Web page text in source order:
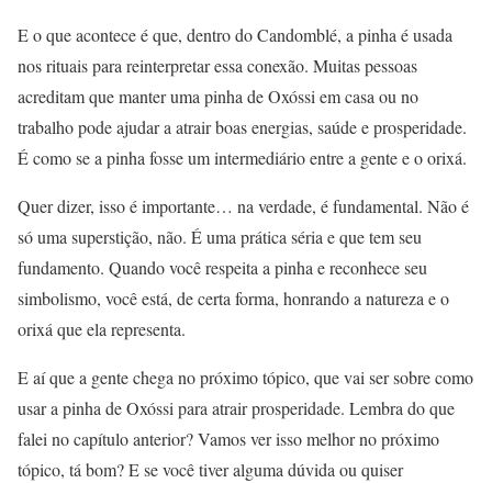
E o que acontece é que, dentro do Candomblé, a pinha é usada
nos rituais para reinterpretar essa conexão. Muitas pessoas
acreditam que manter uma pinha de Oxóssi em casa ou no
trabalho pode ajudar a atrair boas energias, saúde e prosperidade.
É como se a pinha fosse um intermediário entre a gente e o orixá.
Quer dizer, isso é importante… na verdade, é fundamental. Não é
só uma superstição, não. É uma prática séria e que tem seu
fundamento. Quando você respeita a pinha e reconhece seu
simbolismo, você está, de certa forma, honrando a natureza e o
orixá que ela representa.
E aí que a gente chega no próximo tópico, que vai ser sobre como
usar a pinha de Oxóssi para atrair prosperidade. Lembra do que
falei no capítulo anterior? Vamos ver isso melhor no próximo
tópico, tá bom? E se você tiver alguma dúvida ou quiser